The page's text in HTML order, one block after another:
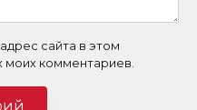
сайта в этом
комментариев.